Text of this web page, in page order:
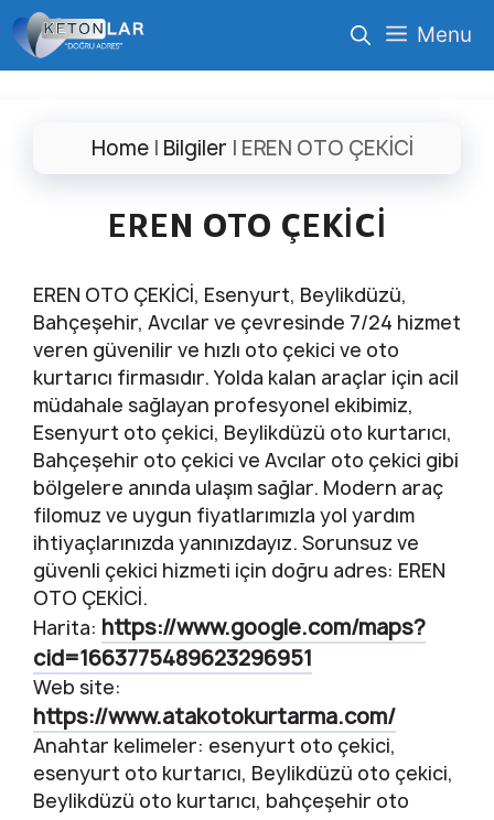
İçeriğe
atla
Menu
Home | Bilgiler | EREN OTO ÇEKİCİ
EREN OTO ÇEKİCİ
EREN OTO ÇEKİCİ, Esenyurt, Beylikdüzü,
Bahçeşehir, Avcılar ve çevresinde 7/24 hizmet
veren güvenilir ve hızlı oto çekici ve oto
kurtarıcı firmasıdır. Yolda kalan araçlar için acil
müdahale sağlayan profesyonel ekibimiz,
Esenyurt oto çekici, Beylikdüzü oto kurtarıcı,
Bahçeşehir oto çekici ve Avcılar oto çekici gibi
bölgelere anında ulaşım sağlar. Modern araç
filomuz ve uygun fiyatlarımızla yol yardım
ihtiyaçlarınızda yanınızdayız. Sorunsuz ve
güvenli çekici hizmeti için doğru adres: EREN
OTO ÇEKİCİ.
Harita: https://www.google.com/maps?
cid=1663775489623296951
Web site:
https://www.atakotokurtarma.com/
Anahtar kelimeler: esenyurt oto çekici,
esenyurt oto kurtarıcı, Beylikdüzü oto çekici,
Beylikdüzü oto kurtarıcı, bahçeşehir oto